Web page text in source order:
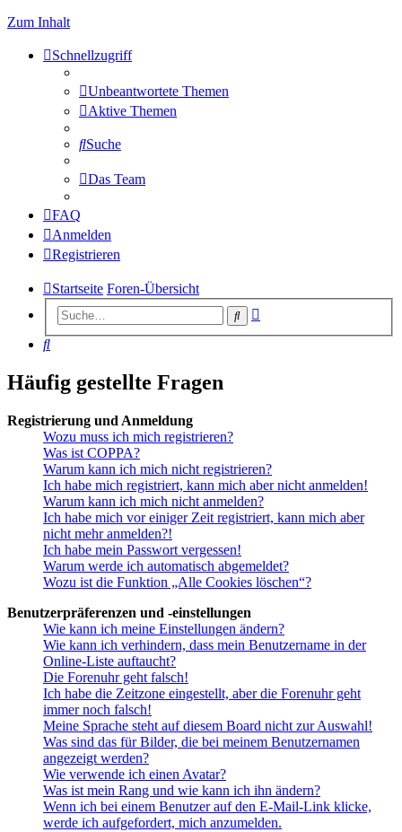
Zum Inhalt
Schnellzugriff
Unbeantwortete Themen
Aktive Themen
Suche
Das Team
FAQ
Anmelden
Registrieren
Startseite Foren-Übersicht
Suche
Suche
Häufig gestellte Fragen
Registrierung und Anmeldung
Wozu muss ich mich registrieren?
Was ist COPPA?
Warum kann ich mich nicht registrieren?
Ich habe mich registriert, kann mich aber nicht anmelden!
Warum kann ich mich nicht anmelden?
Ich habe mich vor einiger Zeit registriert, kann mich aber
nicht mehr anmelden?!
Ich habe mein Passwort vergessen!
Warum werde ich automatisch abgemeldet?
Wozu ist die Funktion „Alle Cookies löschen“?
Benutzerpräferenzen und -einstellungen
Wie kann ich meine Einstellungen ändern?
Wie kann ich verhindern, dass mein Benutzername in der
Online-Liste auftaucht?
Die Forenuhr geht falsch!
Ich habe die Zeitzone eingestellt, aber die Forenuhr geht
immer noch falsch!
Meine Sprache steht auf diesem Board nicht zur Auswahl!
Was sind das für Bilder, die bei meinem Benutzernamen
angezeigt werden?
Wie verwende ich einen Avatar?
Was ist mein Rang und wie kann ich ihn ändern?
Wenn ich bei einem Benutzer auf den E-Mail-Link klicke,
werde ich aufgefordert, mich anzumelden.